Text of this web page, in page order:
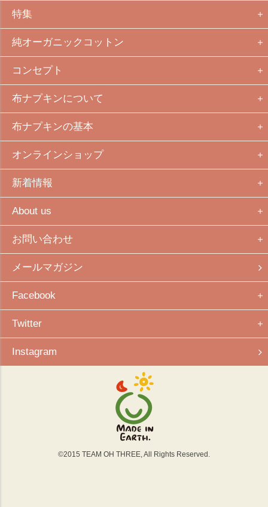
特集
純オーガニックコットン
コンセプト
布ナプキンについて
布ナプキンの基本
オンラインショップ
新着情報
About us
お問い合わせ
メールマガジン
Facebook
Twitter
Instagram
©2015 TEAM OH THREE, All Rights Reserved.